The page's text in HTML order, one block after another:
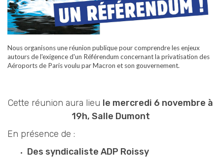
Nous organisons une réunion publique pour comprendre les enjeux
autours de l'exigence d'un Référendum concernant la privatisation des
Aéroports de Paris voulu par Macron et son gouvernement.
Cette réunion aura lieu le mercredi 6 novembre à
19h, Salle Dumont
En présence de :
Des syndicaliste ADP Roissy